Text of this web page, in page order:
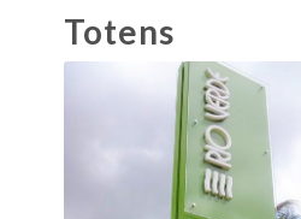
Totens